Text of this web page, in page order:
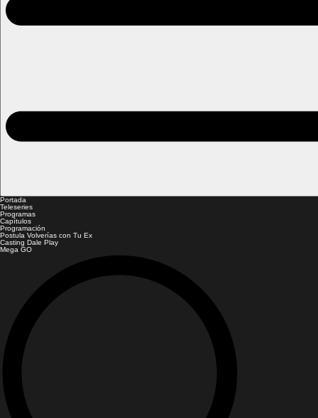
Portada
Teleseries
Programas
Capítulos
Programación
Postula Volverías con Tu Ex
Casting Dale Play
Mega GO